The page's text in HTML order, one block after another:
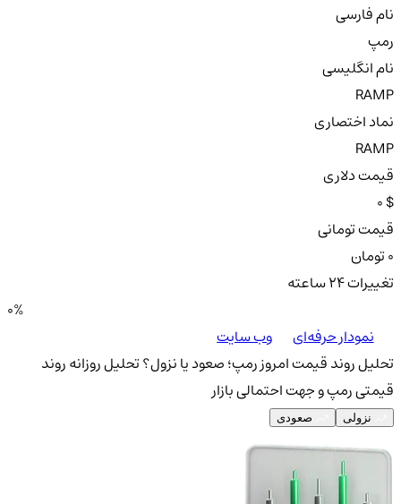
نام فارسی
رمپ
نام انگلیسی
RAMP
نماد اختصاری
RAMP
قیمت دلاری
0 $
قیمت تومانی
تغییرات ۲۴ ساعته
0%
نمودار حرفه‌ای
وب سایت
تحلیل روند قیمت امروز رمپ؛ صعود یا نزول؟تحلیل روزانه روند
قیمتی رمپ و جهت احتمالی بازار
نزولی صعودی